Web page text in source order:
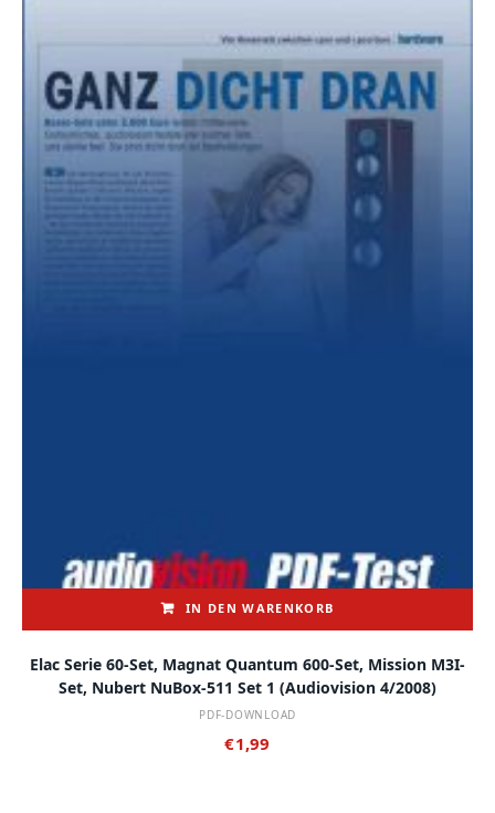
IN DEN WARENKORB
Elac Serie 60-Set, Magnat Quantum 600-Set, Mission M3I-
Set, Nubert NuBox-511 Set 1 (audiovision 4/2008)
PDF-DOWNLOAD
€1,99